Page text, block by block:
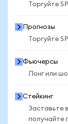
Торгуйте
Прогнозы
Торгуйте
Фьючерсы
Лонг или
Стейкинг
Заставьте
получайте